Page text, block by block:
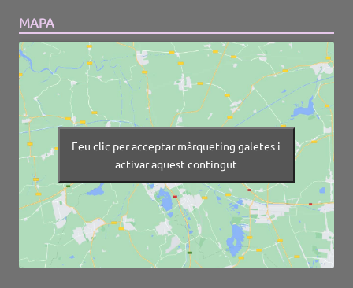
MAPA
Feu clic per acceptar màrqueting galetes i
activar aquest contingut